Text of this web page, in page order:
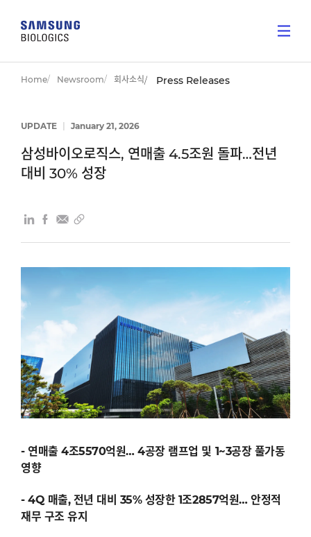
Home Newsroom 회사소식 Press Releases
UPDATE January 21, 2026
삼성바이오로직스, 연매출 4.5조원 돌파…전년
대비 30% 성장
- 연매출 4조5570억원… 4공장 램프업 및 1~3공장 풀가동
영향
- 4Q 매출, 전년 대비 35% 성장한 1조2857억원… 안정적
재무 구조 유지